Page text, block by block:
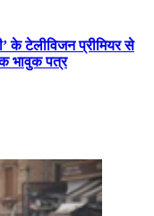
के टेलीविजन प्रीमियर से
भावुक पत्र